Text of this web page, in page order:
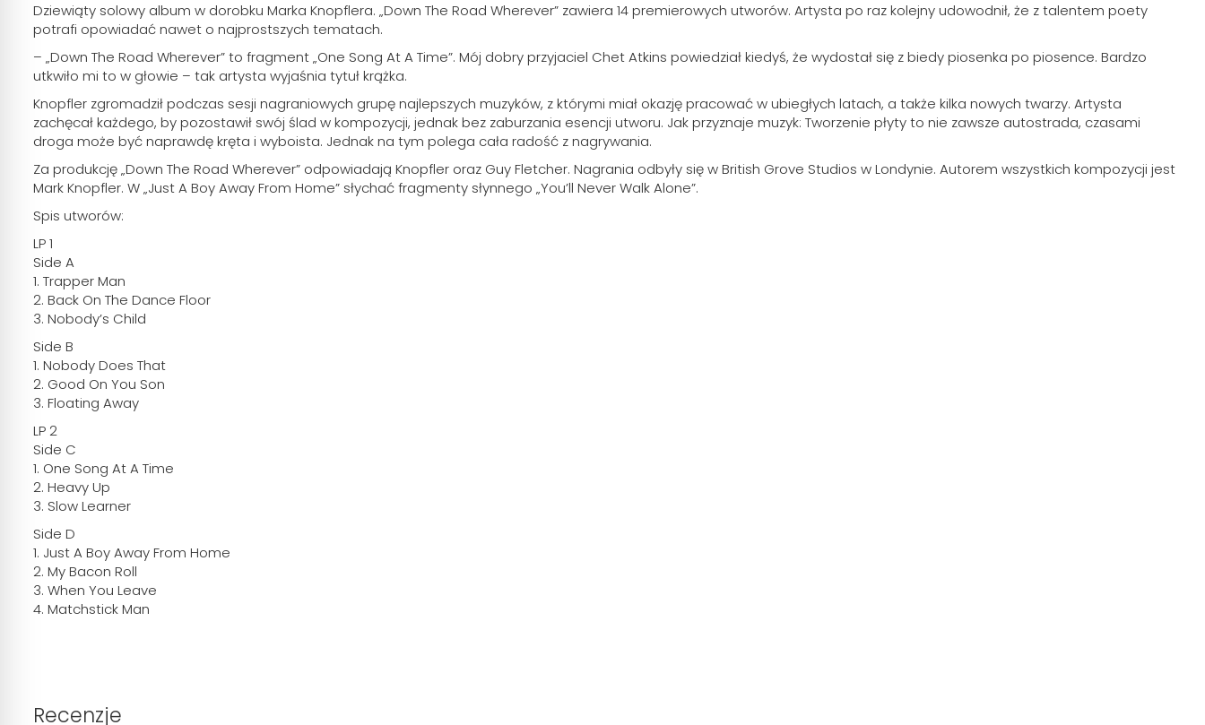
Dziewiąty solowy album w dorobku Marka Knopflera. „Down The Road Wherever” zawiera 14 premierowych utworów. Artysta po raz kolejny udowodnił, że z talentem poety
potrafi opowiadać nawet o najprostszych tematach.
– „Down The Road Wherever” to fragment „One Song At A Time”. Mój dobry przyjaciel Chet Atkins powiedział kiedyś, że wydostał się z biedy piosenka po piosence. Bardzo
utkwiło mi to w głowie – tak artysta wyjaśnia tytuł krążka.
Knopfler zgromadził podczas sesji nagraniowych grupę najlepszych muzyków, z którymi miał okazję pracować w ubiegłych latach, a także kilka nowych twarzy. Artysta
zachęcał każdego, by pozostawił swój ślad w kompozycji, jednak bez zaburzania esencji utworu. Jak przyznaje muzyk: Tworzenie płyty to nie zawsze autostrada, czasami
droga może być naprawdę kręta i wyboista. Jednak na tym polega cała radość z nagrywania.
Za produkcję „Down The Road Wherever” odpowiadają Knopfler oraz Guy Fletcher. Nagrania odbyły się w British Grove Studios w Londynie. Autorem wszystkich kompozycji jest
Mark Knopfler. W „Just A Boy Away From Home” słychać fragmenty słynnego „You’ll Never Walk Alone”.
Spis utworów:
LP 1
Side A
1. Trapper Man
2. Back On The Dance Floor
3. Nobody’s Child
Side B
1. Nobody Does That
2. Good On You Son
3. Floating Away
LP 2
Side C
1. One Song At A Time
2. Heavy Up
3. Slow Learner
Side D
1. Just A Boy Away From Home
2. My Bacon Roll
3. When You Leave
4. Matchstick Man
Recenzje